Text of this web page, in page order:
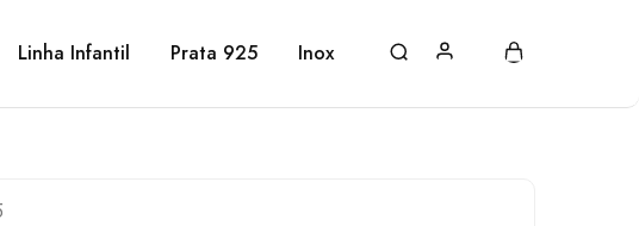
Linha Infantil Prata 925 Inox